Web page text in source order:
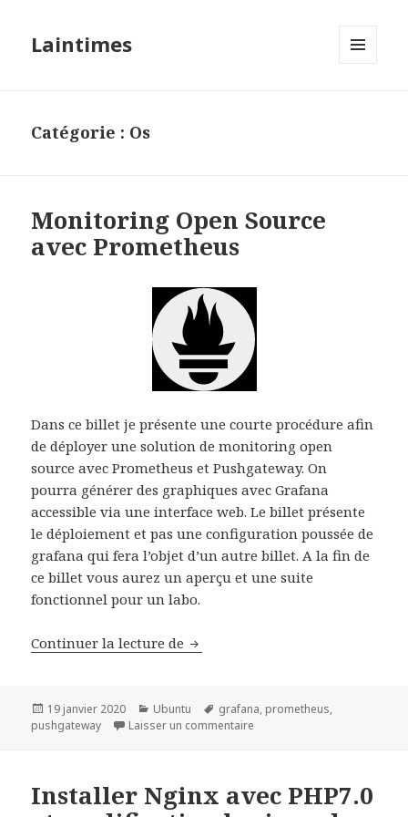
Laintimes
Catégorie : Os
Monitoring Open Source
avec Prometheus
Dans ce billet je présente une courte procédure afin
de déployer une solution de monitoring open
source avec Prometheus et Pushgateway. On
pourra générer des graphiques avec Grafana
accessible via une interface web. Le billet présente
le déploiement et pas une configuration poussée de
grafana qui fera l’objet d’un autre billet. A la fin de
ce billet vous aurez un aperçu et une suite
fonctionnel pour un labo.
Continuer la lecture de Monitoring Open Source avec
Publié
le
19 janvier 2020 Catégories
Ubuntu
Mots-
clés
grafana, prometheus,
pushgateway
Laisser un commentaire
Installer Nginx avec PHP7.0